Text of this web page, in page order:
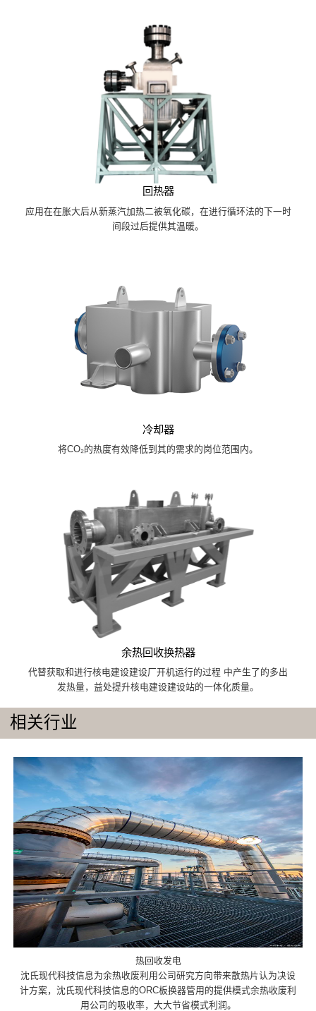
回热器
应用在在胀大后从新蒸汽加热二被氧化碳，在进行循环法的下一时
间段过后提供其温暖。
冷却器
将CO₂的热度有效降低到其的需求的岗位范围内。
余热回收换热器
代替获取和进行核电建设建设厂开机运行的过程 中产生了的多出
发热量，益处提升核电建设建设站的一体化质量。
相关行业
热回收发电
沈氏现代科技信息为余热收废利用公司研究方向带来散热片认为决设
计方案，沈氏现代科技信息的ORC板换器管用的提供模式余热收废利
用公司的吸收率，大大节省模式利润。